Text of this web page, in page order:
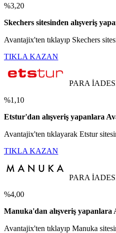
%3,20
Skechers sitesinden alışveriş
Avantajix'ten tıklayıp Skechers
TIKLA KAZAN
PARA
%1,10
Etstur'dan alışveriş yapanlara
Avantajix'ten tıklayarak Etstur
TIKLA KAZAN
PARA
%4,00
Manuka'dan alışveriş
Avantajix'ten tıklayıp Manuka